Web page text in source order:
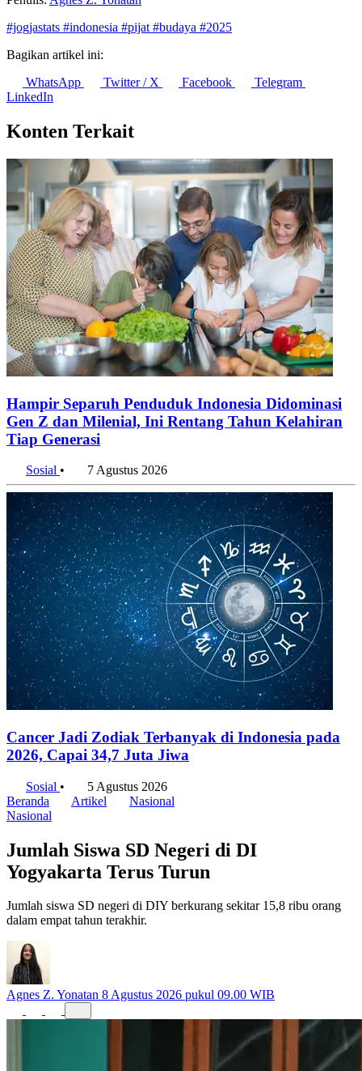
#jogjastats #indonesia #pijat #budaya #2025
Bagikan artikel ini:
WhatsApp
Twitter / X Facebook
Telegram
LinkedIn
Konten Terkait
Hampir Separuh Penduduk Indonesia Didominasi
Gen Z dan Milenial, Ini Rentang Tahun Kelahiran
Tiap Generasi
Sosial • 7 Agustus 2026
Cancer Jadi Zodiak Terbanyak di Indonesia pada
2026, Capai 34,7 Juta Jiwa
Sosial •
5 Agustus 2026
Beranda
Artikel
Nasional
Nasional
Jumlah Siswa SD Negeri di DI
Yogyakarta Terus Turun
Jumlah siswa SD negeri di DIY berkurang sekitar 15,8 ribu orang
dalam empat tahun terakhir.
Agnes Z. Yonatan 8 Agustus 2026 pukul 09.00 WIB